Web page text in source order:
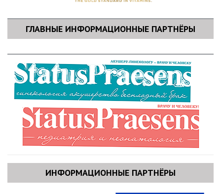
ГЛАВНЫЕ ИНФОРМАЦИОННЫЕ ПАРТНЁРЫ
ИНФОРМАЦИОННЫЕ ПАРТНЁРЫ